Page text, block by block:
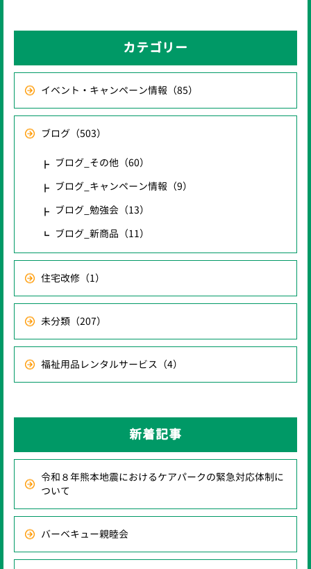
カテゴリー
イベント・キャンペーン情報 （85）
ブログ （503）
ブログ_その他 （60）
ブログ_キャンペーン情報 （9）
ブログ_勉強会 （13）
ブログ_新商品 （11）
住宅改修 （1）
未分類 （207）
福祉用品レンタルサービス （4）
新着記事
令和８年熊本地震におけるケアパークの緊急対応体制に
ついて
バーベキュー親睦会